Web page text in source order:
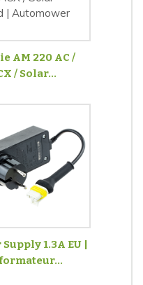
AM 220 AC /
/ Solar...
1.3A EU |